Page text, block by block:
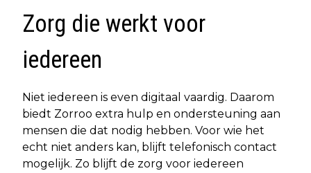
Zorg die werkt voor
iedereen
Niet iedereen is even digitaal vaardig. Daarom
biedt Zorroo extra hulp en ondersteuning aan
mensen die dat nodig hebben. Voor wie het
echt niet anders kan, blijft telefonisch contact
mogelijk. Zo blijft de zorg voor iedereen